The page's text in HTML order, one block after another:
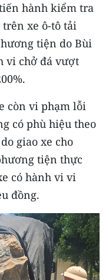
hành kiểm tra
xe ô-tô tải
tiện do Bùi
vi chở đá vượt
còn vi phạm lỗi
có phù hiệu theo
giao xe cho
tiện thực
có hành vi vi
đồng.